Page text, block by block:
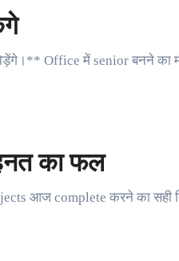
Office में senior बनने का
का फल
आज complete करने का सही